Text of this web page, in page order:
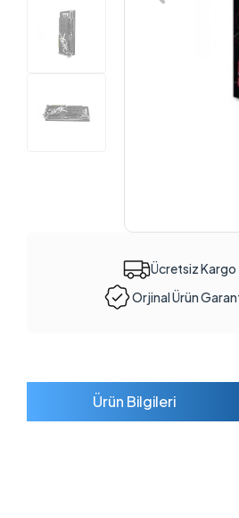
Ücretsiz Kargo
Orjinal Ürün
Ürün Bilgileri